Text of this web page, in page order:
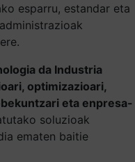
esparru, estandar eta
da Industria
optimizazioari,
eta enpresa-
soluzioak
ematen baitie